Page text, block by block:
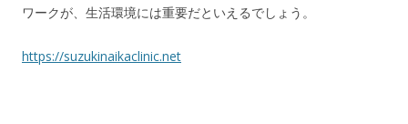
ワークが、生活環境には重要だといえるでしょう。
https://suzukinaikaclinic.net